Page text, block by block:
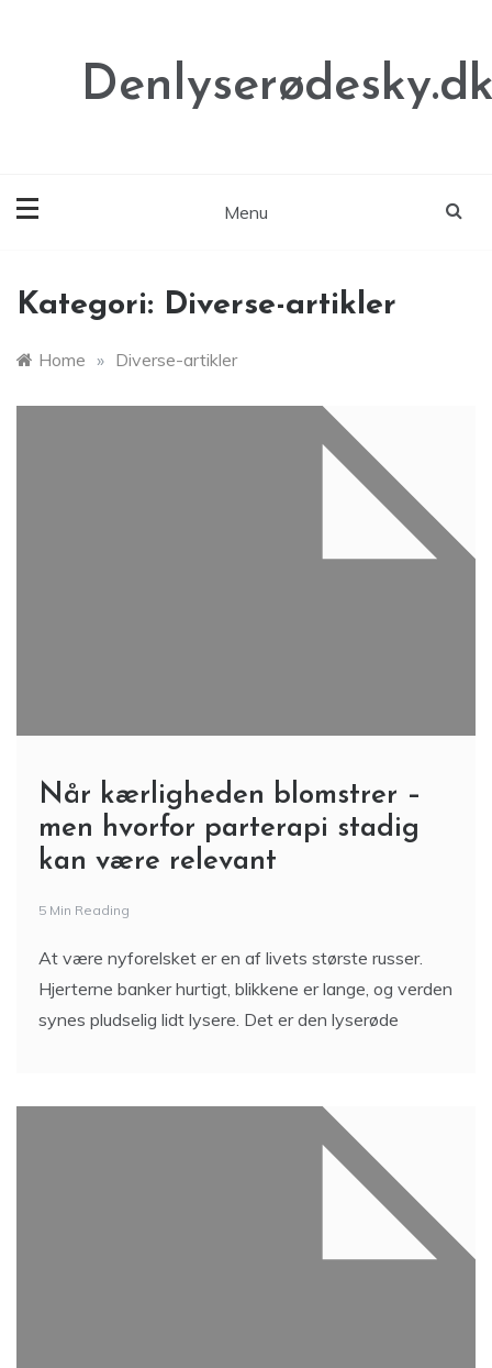
Menu
Kategori: Diverse-artikler
Home » Diverse-artikler
Når kærligheden blomstrer –
men hvorfor parterapi stadig
kan være relevant
5 Min Reading
At være nyforelsket er en af livets største russer.
Hjerterne banker hurtigt, blikkene er lange, og verden
synes pludselig lidt lysere. Det er den lyserøde